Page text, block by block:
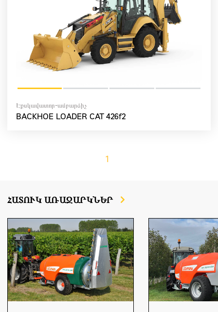
Էքսկավատոր-ամբարձիչ
BACKHOE LOADER CAT 426f2
1
ՀԱՏՈՒԿ ԱՌԱՋԱՐԿՆԵՐ